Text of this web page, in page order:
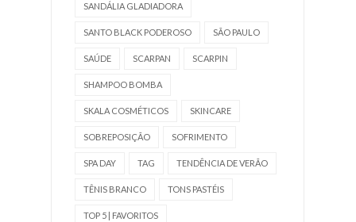
SANDÁLIA GLADIADORA
SANTO BLACK PODEROSO SÃO PAULO
SAÚDE SCARPAN SCARPIN
SHAMPOO BOMBA
SKALA COSMÉTICOS SKINCARE
SOBREPOSIÇÃO SOFRIMENTO
SPA DAY TAG TENDÊNCIA DE VERÃO
TÊNIS BRANCO TONS PASTÉIS
TOP 5 | FAVORITOS